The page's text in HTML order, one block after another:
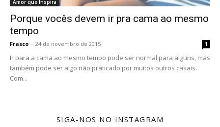
Amor que Inspira
Porque vocês devem ir pra cama ao mesmo
tempo
Frasco - 24 de novembro de 2015 1
Ir para a cama ao mesmo tempo pode ser normal para alguns, mas
também pode ser algo não praticado por muitos outros casais.
Com...
SIGA-NOS NO INSTAGRAM